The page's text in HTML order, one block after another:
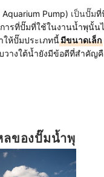
Pump) เป็นปั๊มที่
ารที่ปั๊มที่ใช้ในงานน้ำพุนั้น
ให้ปั๊มประเภทนี้มีขนาดเล็ก
างใต้น้ำยังมีข้อดีที่สำคัญ
ลของปั๊มน้ำพุ